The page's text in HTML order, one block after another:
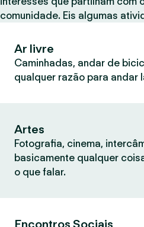
comunidade. Eis algumas
Ar livre
Caminhadas, andar de
qualquer razão para andar
Artes
Fotografia, cinema,
basicamente qualquer
o que falar.
Encontros Sociais